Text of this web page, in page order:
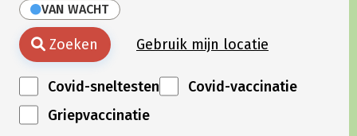
VAN WACHT
Zoeken Gebruik mijn locatie
Covid-sneltesten
Covid-vaccinatie
Griepvaccinatie